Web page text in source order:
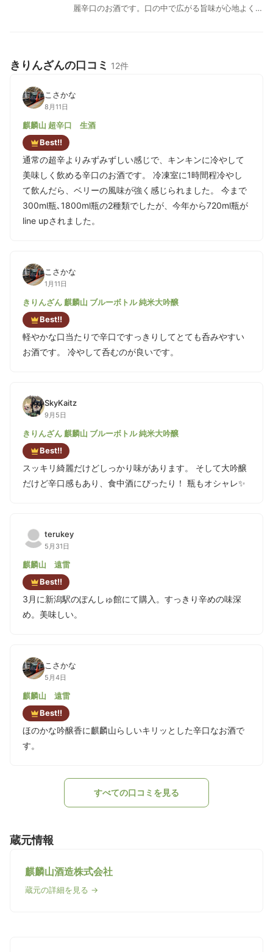
麗辛口のお酒です。口の中で広がる旨味が心地よく、
きりんざんの口コミ 12件
こさかな
8月11日
麒麟山 超辛口 生酒
Best!!
通常の超辛よりみずみずしい感じで、キンキンに冷やして
美味しく飲める辛口のお酒です。 冷凍室に1時間程冷やし
て飲んだら、ベリーの風味が強く感じられました。 今まで
300ml瓶､1800ml瓶の2種類でしたが、今年から720ml瓶が
line upされました。
こさかな
1月11日
きりんざん 麒麟山 ブルーボトル 純米大吟醸
Best!!
軽やかな口当たりで辛口ですっきりしてとても呑みやすい
お酒です。 冷やして呑むのが良いです。
SkyKaitz
9月5日
きりんざん 麒麟山 ブルーボトル 純米大吟醸
Best!!
スッキリ綺麗だけどしっかり味があります。 そして大吟醸
だけど辛口感もあり、食中酒にぴったり！ 瓶もオシャレ✨
terukey
5月31日
麒麟山 遠雷
Best!!
3月に新潟駅のぽんしゅ館にて購入。すっきり辛めの味深
め。美味しい。
こさかな
5月4日
麒麟山 遠雷
Best!!
ほのかな吟醸香に麒麟山らしいキリッとした辛口なお酒で
す。
すべての口コミを見る
蔵元情報
麒麟山酒造株式会社
蔵元の詳細を見る →